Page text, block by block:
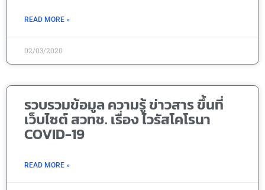
READ MORE »
02/03/2020
รวบรวมข้อมูล ความรู้ ข่าวสาร ขึ้นที่
เว็บไซต์ สวทช. เรื่อง ไวรัสโคโรนา
COVID-19
READ MORE »